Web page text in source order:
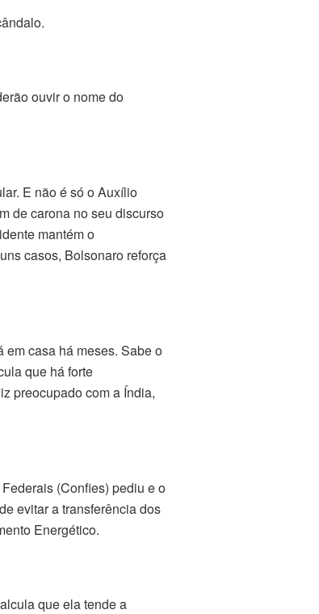
ouvir o nome do
E não é só o Auxílio
de carona no seu discurso
mantém o
casos, Bolsonaro reforça
em casa há meses. Sabe o
que há forte
preocupado com a Índia,
(Confies) pediu e o
evitar a transferência dos
Energético.
que ela tende a